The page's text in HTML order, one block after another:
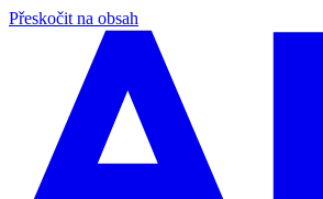
Přeskočit na obsah